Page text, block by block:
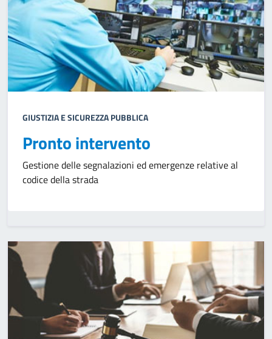
GIUSTIZIA E SICUREZZA PUBBLICA
Pronto intervento
Gestione delle segnalazioni ed emergenze relative al
codice della strada